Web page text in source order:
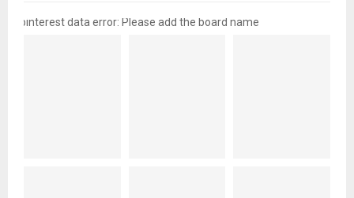
pinterest data error: Please add the board name